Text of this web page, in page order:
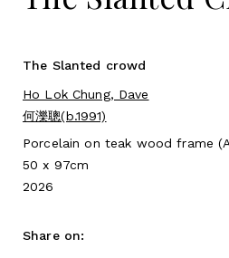
The Slanted crowd
Ho Lok Chung, Dave
何濼聰(b.1991)
Porcelain on teak wood frame
50 x 97cm
2026
Share on: